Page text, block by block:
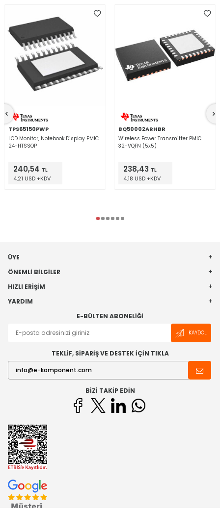
TPS65150PWP
LCD Monitor, Notebook Display PMIC
24-HTSSOP
240,54 TL
4,21 USD +KDV
BQ50002ARHBR
Wireless Power Transmitter PMIC
32-VQFN (5x5)
238,43 TL
4,18 USD +KDV
ÜYE
ÖNEMLI BILGILER
HIZLI ERIŞIM
YARDIM
E-BÜLTEN ABONELIĞI
KAYDOL
TEKLİF, SİPARİŞ VE DESTEK İÇİN TIKLA
BIZI TAKIP EDIN